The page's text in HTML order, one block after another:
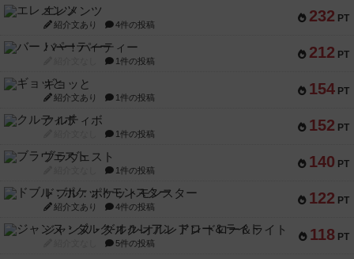
232 PT
エレメンツ
紹介文あり 4件の投稿
212 PT
バー！パーティー
1件の投稿
154 PT
ギョッと
紹介文あり 1件の投稿
152 PT
クルティボ
1件の投稿
140 PT
ブラヴェスト
1件の投稿
122 PT
ドブル：ポケットモンスター
紹介文あり 4件の投稿
118 PT
ジャンヌ・ダルク-オルレアン ドロー＆ライト
5件の投稿